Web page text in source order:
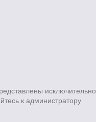
исключительно
к администратору